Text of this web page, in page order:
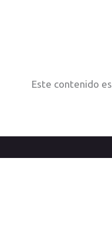
Este contenido